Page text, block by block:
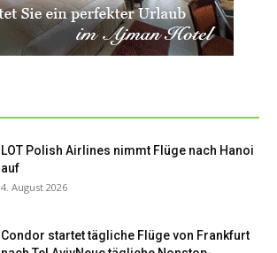
LOT Polish Airlines nimmt Flüge nach Hanoi
auf
4. August 2026
Condor startet tägliche Flüge von Frankfurt